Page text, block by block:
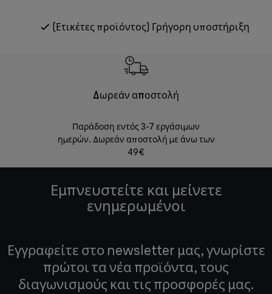
(Ετικέτες προϊόντος) Γρήγορη υποστήριξη
Δωρεάν αποστολή
Παράδοση εντός 3-7 εργάσιμων
ημερών. Δωρεάν αποστολή με άνω των
49€
Εμπνευστείτε και μείνετε
ενημερωμένοι
Εγγραφείτε στο newsletter μας, γνωρίστε
πρώτοι τα νέα προϊόντα, τους
διαγωνισμούς και τις προσφορές μας.